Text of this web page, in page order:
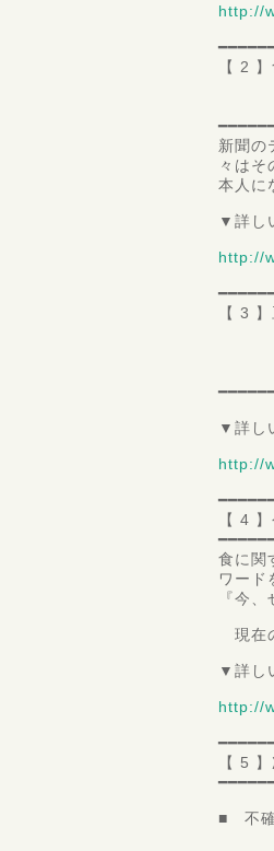
http://
【 2
新聞の
々は
本人に
▼詳し
http://
【 3
『リ
一
▼詳し
http://
【 4
食に関
ワード
『今
現在
▼詳し
http://
【 5
■ 不確